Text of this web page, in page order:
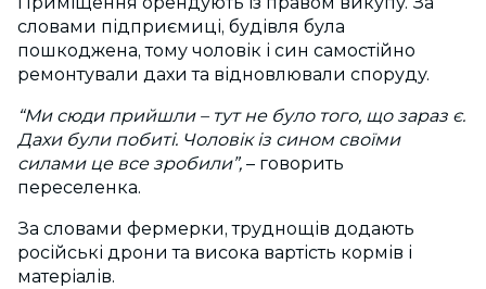
словами підприємиці, будівля була
пошкоджена, тому чоловік і син самостійно
ремонтували дахи та відновлювали споруду.
“Ми сюди прийшли – тут не було того, що зараз є.
Дахи були побиті. Чоловік із сином своїми
силами це все зробили”, – говорить
переселенка.
За словами фермерки, труднощів додають
російські дрони та висока вартість кормів і
матеріалів.